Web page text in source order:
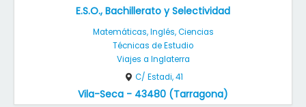
E.S.O., Bachillerato y Selectividad
Matemáticas, Inglés, Ciencias
Técnicas de Estudio
Viajes a Inglaterra
C/ Estadi, 41
Vila-Seca - 43480 (Tarragona)